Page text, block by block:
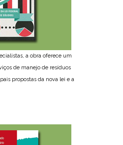
a obra oferece um
de manejo de resíduos
propostas da nova lei e a